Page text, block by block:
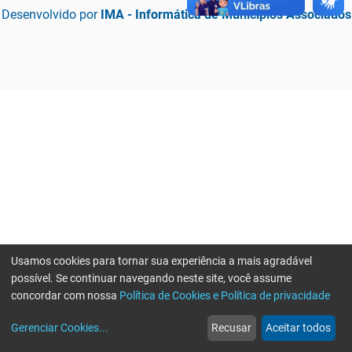
Desenvolvido por IMA - Informática de Municípios Associados
web
Notícias
more_horiz
Mais
Usamos cookies para tornar sua experiência a mais agradável
possível. Se continuar navegando neste site, você assume
concordar com nossa Política de Cookies e Política de privacidade
Gerenciar Cookies... Recusar Aceitar todos
Erro ao enviar informações, por favor tente novamente